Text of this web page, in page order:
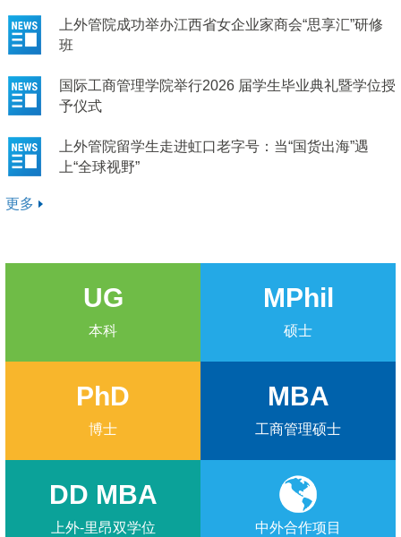
上外管院成功举办江西省女企业家商会“思享汇”研修
班
国际工商管理学院举行2026 届学生毕业典礼暨学位授
予仪式
上外管院留学生走进虹口老字号：当“国货出海”遇
上“全球视野”
更多
UG
本科
MPhil
硕士
PhD
博士
MBA
工商管理硕士
DD MBA
上外-里昂双学位 中外合作项目